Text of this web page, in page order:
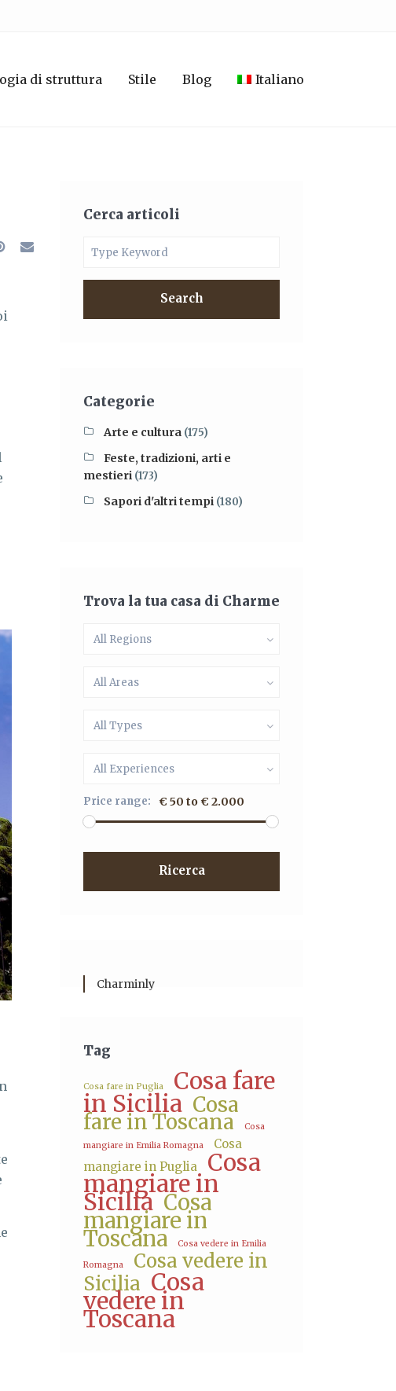
di struttura Stile Blog Italiano
Cerca articoli
Search
Categorie
Arte e cultura (175)
Feste, tradizioni, arti e
mestieri (173)
Sapori d'altri tempi (180)
Trova la tua casa di Charme
All Regions
All Areas
All Types
All Experiences
Price range: € 50 to € 2.000
Ricerca
Charminly
Tag
Cosa fare in Puglia Cosa fare
in Sicilia Cosa
fare in Toscana
Cosa
mangiare in Emilia Romagna
Cosa
mangiare in Puglia
Cosa
mangiare in
Sicilia Cosa
mangiare in
Toscana Cosa vedere in Emilia
Romagna
Cosa vedere in
Sicilia Cosa
vedere in
Toscana